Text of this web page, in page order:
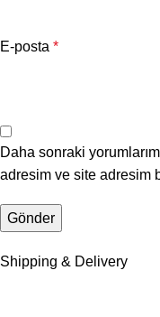
E-posta *
Daha sonraki
adresim ve site adresim
Shipping & Delivery